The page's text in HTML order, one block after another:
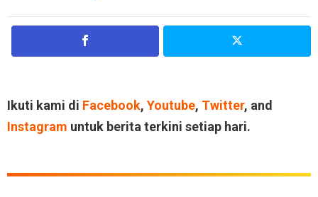
Ikuti kami di Facebook, Youtube, Twitter, and
Instagram untuk berita terkini setiap hari.